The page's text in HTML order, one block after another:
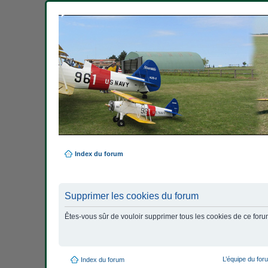
Index du forum
Supprimer les cookies du forum
Êtes-vous sûr de vouloir supprimer tous les cookies de ce
Index du forum L’équipe du